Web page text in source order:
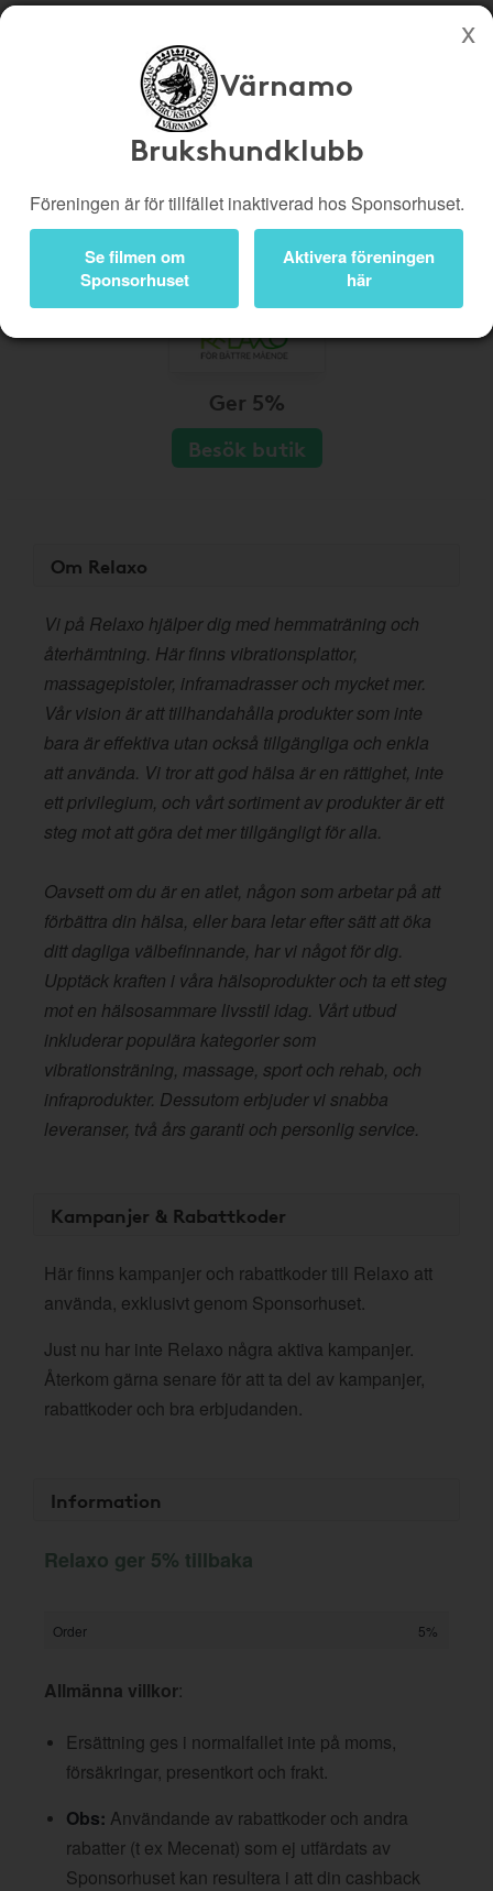
Köp genom denna sida stöttar Värnamo Brukshundklubb
Bli medlem
Logga in
Värnamo
Brukshundklubb
Föreningen är för tillfället inaktiverad hos Sponsorhuset.
Se filmen om
Sponsorhuset
Aktivera föreningen
här
Ger 5%
Besök butik
Om Relaxo
Vi på Relaxo hjälper dig med hemmaträning och
återhämtning. Här finns vibrationsplattor,
massagepistoler, inframadrasser och mycket mer.
Vår vision är att tillhandahålla produkter som inte
bara är effektiva utan också tillgängliga och enkla
att använda. Vi tror att god hälsa är en rättighet, inte
ett privilegium, och vårt sortiment av produkter är ett
steg mot att göra det mer tillgängligt för alla.
Oavsett om du är en atlet, någon som arbetar på att
förbättra din hälsa, eller bara letar efter sätt att öka
ditt dagliga välbefinnande, har vi något för dig.
Upptäck kraften i våra hälsoprodukter och ta ett steg
mot en hälsosammare livsstil idag. Vårt utbud
inkluderar populära kategorier som
vibrationsträning, massage, sport och rehab, och
infraprodukter. Dessutom erbjuder vi snabba
leveranser, två års garanti och personlig service.
Kampanjer & Rabattkoder
Här finns kampanjer och rabattkoder till Relaxo att
använda, exklusivt genom Sponsorhuset.
Just nu har inte Relaxo några aktiva kampanjer.
Återkom gärna senare för att ta del av kampanjer,
rabattkoder och bra erbjudanden.
Information
Relaxo ger 5% tillbaka
Order 5%
Allmänna villkor:
Ersättning ges i normalfallet inte på moms,
försäkringar, presentkort och frakt.
Obs: Användande av rabattkoder och andra
rabatter (t ex Mecenat) som ej utfärdats av
Sponsorhuset kan resultera i att din cashback